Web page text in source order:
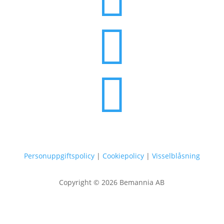


Personuppgiftspolicy| Cookiepolicy| Visselblåsning
Copyright © 2026 Bemannia AB